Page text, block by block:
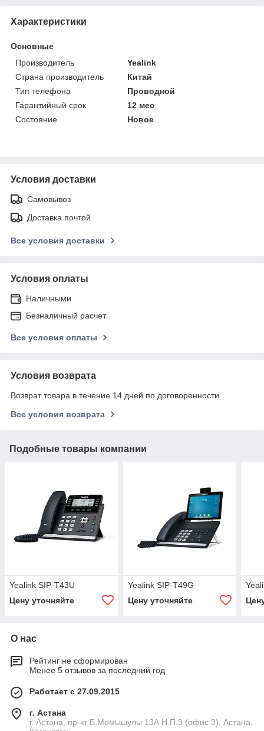
Характеристики
Основные
Производитель
Yealink
Страна производитель
Китай
Тип телефона
Проводной
Гарантийный срок
12 мес
Состояние
Новое
Условия доставки
Самовывоз
Доставка почтой
Все условия доставки
Условия оплаты
Наличными
Безналичный расчет
Все условия оплаты
Условия возврата
Возврат товара в течение 14 дней по договоренности
Все условия возврата
Подобные товары компании
Yealink SIP-T43U
Цену уточняйте
Yealink SIP-T49G
Цену уточняйте
О нас
Рейтинг не сформирован
Менее 5 отзывов за последний год
Работает с 27.09.2015
г. Астана
г. Астана, пр-кт Б.Момышулы 13А Н.П.3 (офис 3), Астана,